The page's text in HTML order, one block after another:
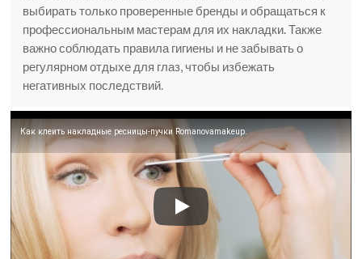
выбирать только проверенные бренды и обращаться к
профессиональным мастерам для их накладки. Также
важно соблюдать правила гигиены и не забывать о
регулярном отдыхе для глаз, чтобы избежать
негативных последствий.
Как клеить накладные ресницы-пучки Romanovamakeup.